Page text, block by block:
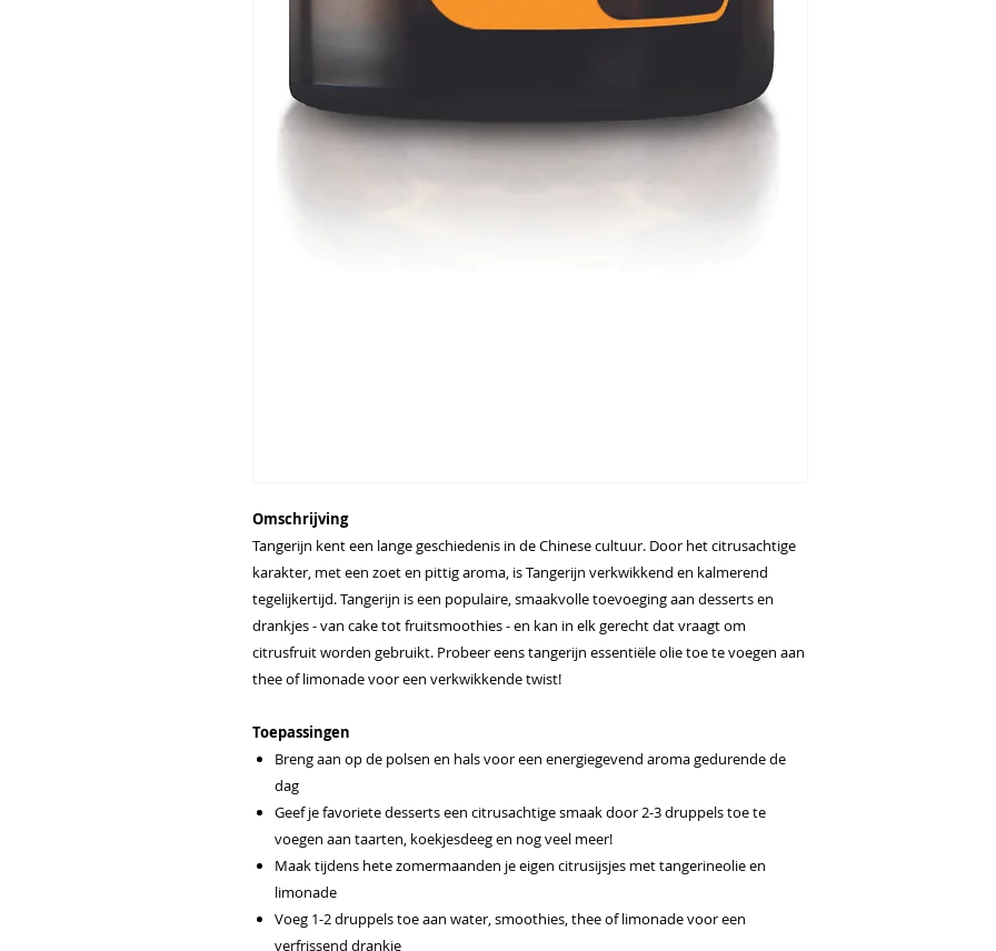
Omschrijving
Tangerijn kent een lange geschiedenis in de Chinese cultuur. Door het citrusachtige
karakter, met een zoet en pittig aroma, is Tangerijn verkwikkend en kalmerend
tegelijkertijd. Tangerijn is een populaire, smaakvolle toevoeging aan desserts en
drankjes - van cake tot fruitsmoothies - en kan in elk gerecht dat vraagt om
citrusfruit worden gebruikt. Probeer eens tangerijn essentiële olie toe te voegen aan
thee of limonade voor een verkwikkende twist!
Toepassingen
Breng aan op de polsen en hals voor een energiegevend aroma gedurende de
dag
Geef je favoriete desserts een citrusachtige smaak door 2-3 druppels toe te
voegen aan taarten, koekjesdeeg en nog veel meer!
Maak tijdens hete zomermaanden je eigen citrusijsjes met tangerineolie en
limonade
Voeg 1-2 druppels toe aan water, smoothies, thee of limonade voor een
verfrissend drankje